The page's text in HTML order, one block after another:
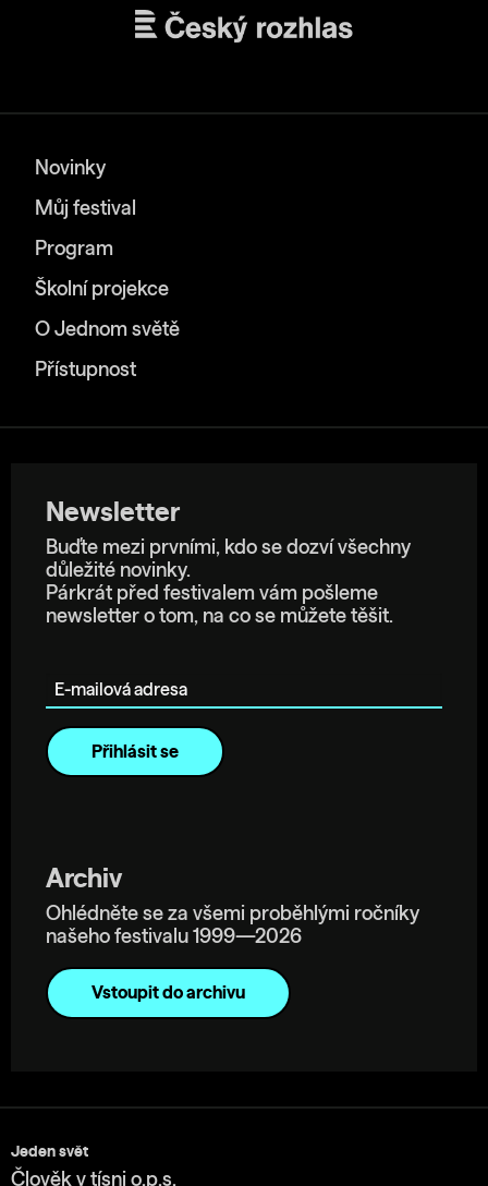
Novinky
Můj festival
Program
Školní projekce
O Jednom světě
Přístupnost
Newsletter
Buďte mezi prvními, kdo se dozví všechny
důležité novinky.
Párkrát před festivalem vám pošleme
newsletter o tom, na co se můžete těšit.
Archiv
Ohlédněte se za všemi proběhlými ročníky
našeho festivalu 1999—2026
Vstoupit do archivu
Jeden svět
Člověk v tísni o.p.s.